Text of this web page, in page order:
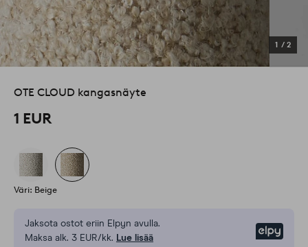
1 / 2
OTE CLOUD kangasnäyte
1 EUR
Väri: Beige
Jaksota ostot eriin Elpyn avulla.
Maksa alk. 3 EUR/kk. Lue lisää